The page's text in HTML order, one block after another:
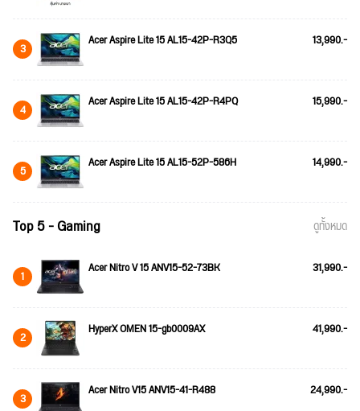
3 Acer Aspire Lite 15 AL15-42P-R3Q5 13,990.-
4 Acer Aspire Lite 15 AL15-42P-R4PQ 15,990.-
5 Acer Aspire Lite 15 AL15-52P-586H 14,990.-
Top 5 - Gaming ดูทั้งหมด
1 Acer Nitro V 15 ANV15-52-73BK 31,990.-
2 HyperX OMEN 15-gb0009AX 41,990.-
3 Acer Nitro V15 ANV15-41-R488 24,990.-